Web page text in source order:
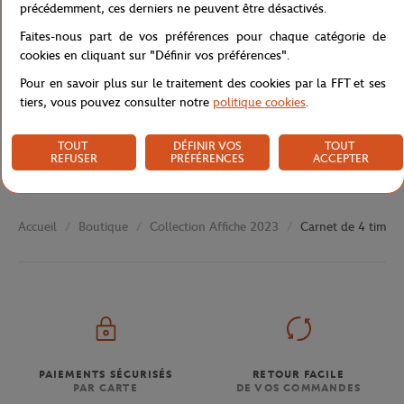
Caractéristiques
Livraison et retours
Accueil Boutique Collection Affiche 2023 Carnet de 4
PAIEMENTS SÉCURISÉS
PAR CARTE
RETOUR FACILE
DE VOS COMMANDES
précédemment, ces derniers ne peuvent être désactivés.
Faites-nous part de vos préférences pour chaque catégorie de
cookies en cliquant sur "Définir vos préférences".
Pour en savoir plus sur le traitement des cookies par la FFT et ses
tiers, vous pouvez consulter notre politique cookies.
TOUT
REFUSER
DÉFINIR VOS
PRÉFÉRENCES
TOUT
ACCEPTER